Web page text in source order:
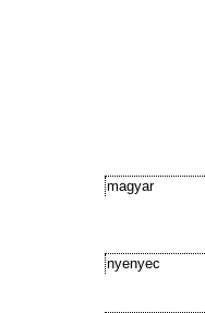
magyar
nyenyec